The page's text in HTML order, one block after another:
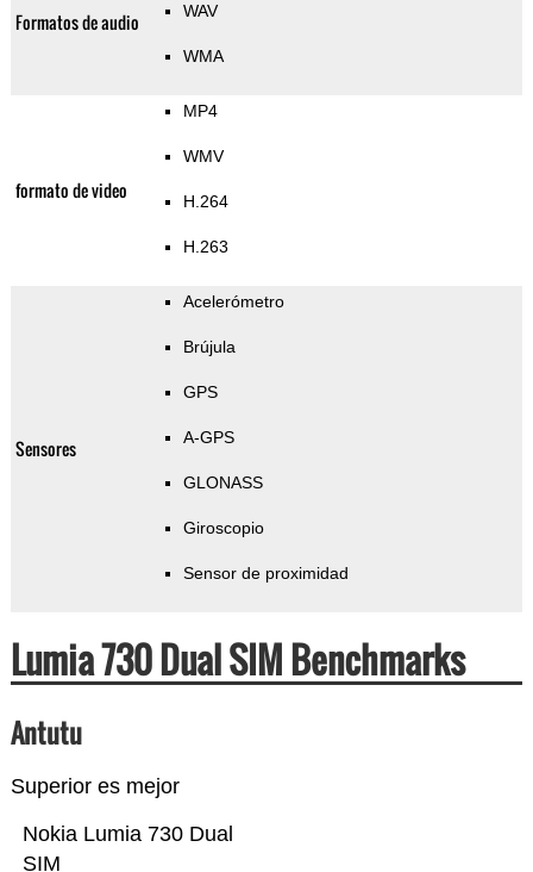
Formatos de audio WAV
WMA
formato de video
MP4
WMV
H.264
H.263
Sensores
Acelerómetro
Brújula
GPS
A-GPS
GLONASS
Giroscopio
Sensor de proximidad
Lumia 730 Dual SIM Benchmarks
Antutu
Superior es mejor
Nokia Lumia 730 Dual
SIM